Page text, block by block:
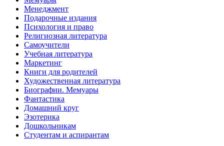
Менеджмент
Подарочные издания
Психология и право
Религиозная литература
Самоучители
Учебная литература
Маркетинг
Книги для родителей
Художественная литература
Биографии. Мемуары
Фантастика
Домашний круг
Эзотерика
Дошкольникам
Студентам и аспирантам